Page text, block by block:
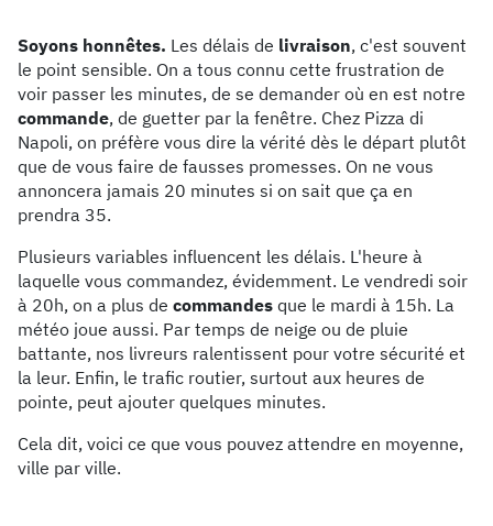
Soyons honnêtes. Les délais de livraison, c'est souvent
le point sensible. On a tous connu cette frustration de
voir passer les minutes, de se demander où en est notre
commande, de guetter par la fenêtre. Chez Pizza di
Napoli, on préfère vous dire la vérité dès le départ plutôt
que de vous faire de fausses promesses. On ne vous
annoncera jamais 20 minutes si on sait que ça en
prendra 35.
Plusieurs variables influencent les délais. L'heure à
laquelle vous commandez, évidemment. Le vendredi soir
à 20h, on a plus de commandes que le mardi à 15h. La
météo joue aussi. Par temps de neige ou de pluie
battante, nos livreurs ralentissent pour votre sécurité et
la leur. Enfin, le trafic routier, surtout aux heures de
pointe, peut ajouter quelques minutes.
Cela dit, voici ce que vous pouvez attendre en moyenne,
ville par ville.